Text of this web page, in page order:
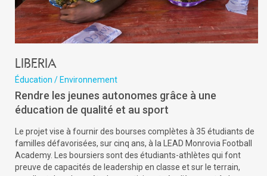
Liberia
Éducation / Environnement
Rendre les jeunes autonomes grâce à une
éducation de qualité et au sport
Le projet vise à fournir des bourses complètes à 35 étudiants de
familles défavorisées, sur cinq ans, à la LEAD Monrovia Football
Academy. Les boursiers sont des étudiants-athlètes qui font
preuve de capacités de leadership en classe et sur le terrain,